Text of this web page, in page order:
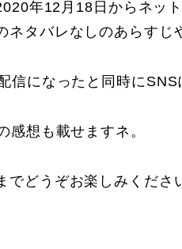
年12月18日からネッ
ネタバレなしのあらすじ
信になったと同時にSNS
感想も載せますネ。
でどうぞお楽しみくださ